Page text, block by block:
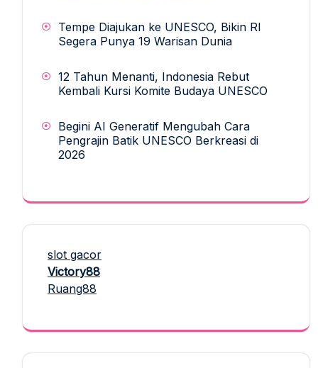
Tempe Diajukan ke UNESCO, Bikin RI
Segera Punya 19 Warisan Dunia
12 Tahun Menanti, Indonesia Rebut
Kembali Kursi Komite Budaya UNESCO
Begini AI Generatif Mengubah Cara
Pengrajin Batik UNESCO Berkreasi di
2026
slot gacor
Victory88
Ruang88